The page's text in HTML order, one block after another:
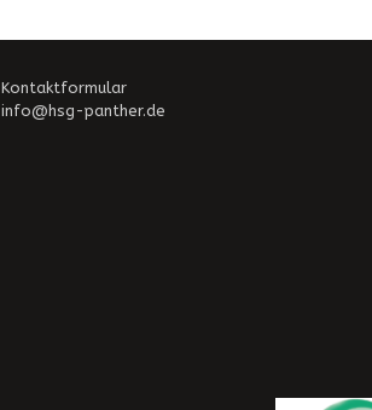
Kontaktformular
info@hsg-panther.de